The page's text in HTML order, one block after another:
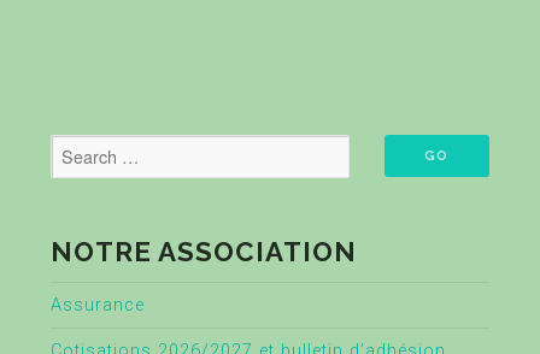
NOTRE ASSOCIATION
Assurance